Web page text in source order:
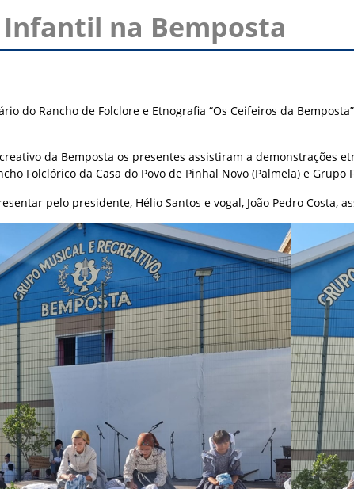
na Bemposta
do Rancho de Folclore e Etnografia “Os Ceifeiros da
da Bemposta os presentes assistiram a demonstrações
Folclórico da Casa do Povo de Pinhal Novo (Palmela) e
pelo presidente, Hélio Santos e vogal, João Pedro Costa,